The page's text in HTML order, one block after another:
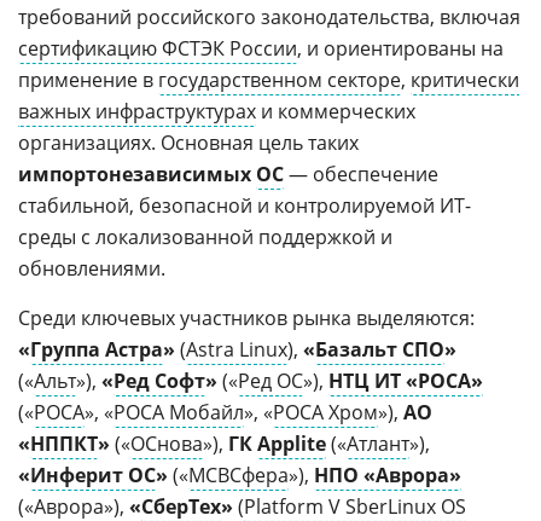
требований российского законодательства, включая
сертификацию ФСТЭК России, и ориентированы на
применение в государственном секторе, критически
важных инфраструктурах и коммерческих
организациях. Основная цель таких
импортонезависимых ОС— обеспечение
стабильной, безопасной и контролируемой ИТ-
среды с локализованной поддержкой и
обновлениями.
Среди ключевых участников рынка выделяются:
«Группа Астра» (Astra Linux), «Базальт СПО»
(«Альт»), «Ред Софт» («Ред ОС»), НТЦ ИТ «РОСА»
(«РОСА», «РОСА Мобайл», «РОСА Хром»), АО
«НППКТ» («ОСнова»), ГКApplite(«Атлант»),
«Инферит ОС» («МСВСфера»), НПО «Аврора»
(«Аврора»), «СберТех» (Platform V SberLinux OS